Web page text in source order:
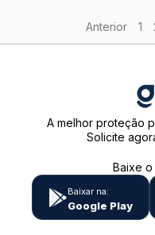
Anterior 1
A melhor proteção
Solicite
Baixe
Baixar na:
Google Play